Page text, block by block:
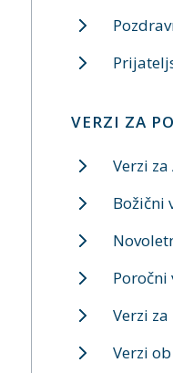
VERZI ZA
Verzi
Božični
Poročni
Verzi
Verzi